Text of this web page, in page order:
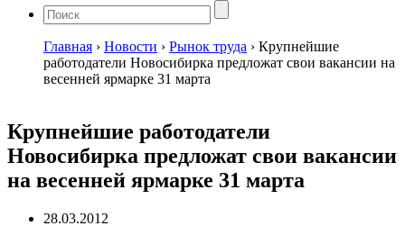
Главная › Новости › Рынок труда › Крупнейшие
работодатели Новосибирка предложат свои вакансии на
весенней ярмарке 31 марта
Крупнейшие работодатели
Новосибирка предложат свои вакансии
на весенней ярмарке 31 марта
28.03.2012